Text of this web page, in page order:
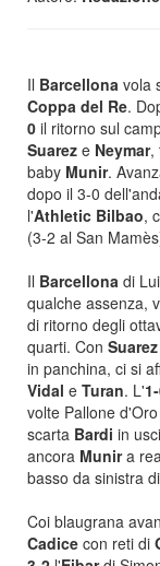
Il Barcellona vola
Coppa del Re.
0 il ritorno sul
Suarez e Neymar,
baby Munir.
dopo il 3-0
l'Athletic Bilbao,
(3-2 al San
Il Barcellona di
qualche assenza,
di ritorno degli
quarti. Con Suarez
in panchina, ci si
Vidal e Turan. L'
volte Pallone
scarta Bardi in
ancora Munira
basso da sinistra
Coi blaugrana
Cadice con reti di